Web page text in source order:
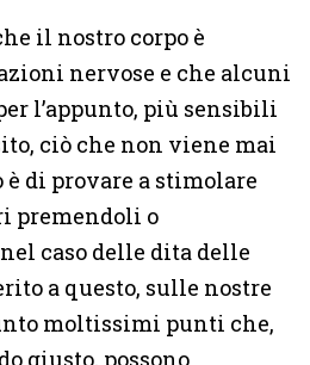
il nostro corpo è
nervose e che alcuni
l’appunto, più sensibili
ciò che non viene mai
di provare a stimolare
premendoli o
caso delle dita delle
a questo, sulle nostre
moltissimi punti che,